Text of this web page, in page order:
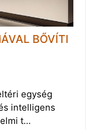
BŐVÍTI
egység
intelligens
t…